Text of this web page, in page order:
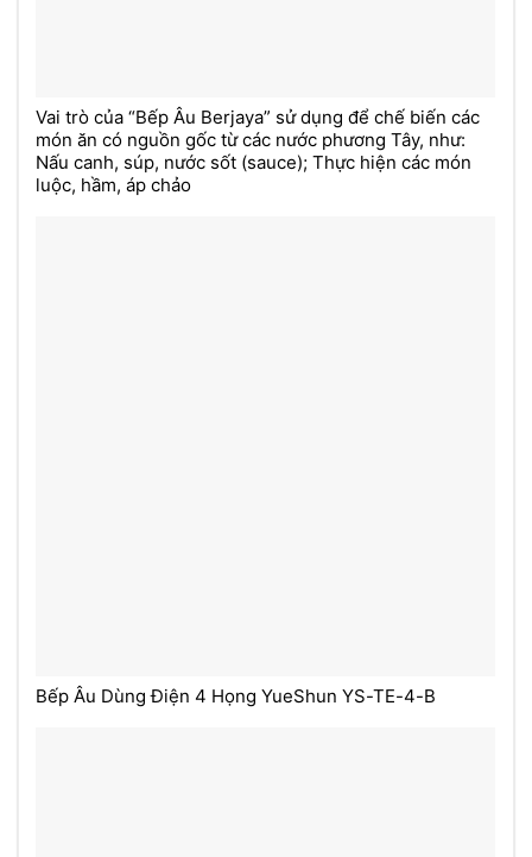
Vai trò của “Bếp Âu Berjaya” sử dụng để chế biến các
món ăn có nguồn gốc từ các nước phương Tây, như:
Nấu canh, súp, nước sốt (sauce); Thực hiện các món
luộc, hầm, áp chảo
Bếp Âu Dùng Điện 4 Họng YueShun YS-TE-4-B